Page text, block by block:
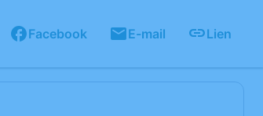
Facebook E-mail Lien